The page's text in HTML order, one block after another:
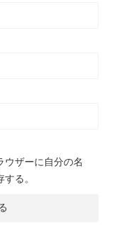
ウザーに自分の名
る。